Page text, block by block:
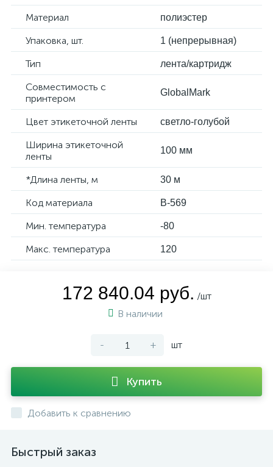
Материал полиэстер
Упаковка, шт. 1 (непрерывная)
Тип лента/картридж
Совместимость с
принтером
GlobalMark
Цвет этикеточной ленты светло-голубой
Ширина этикеточной
ленты
100 мм
*Длина ленты, м 30 м
Код материала B-569
Мин. температура -80
Макс. температура 120
172 840.04 руб. /шт
В наличии
- + шт
Купить
Добавить к сравнению
Быстрый заказ